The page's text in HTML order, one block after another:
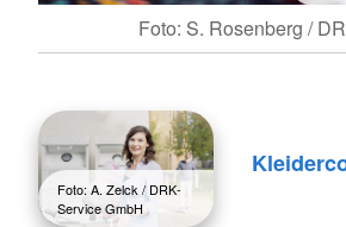
Foto: S. Rosenberg /
Foto: A. Zelck / DRK-
Service GmbH